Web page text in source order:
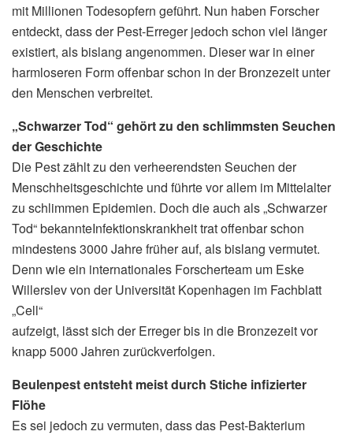
mit Millionen Todesopfern geführt. Nun haben Forscher
entdeckt, dass der Pest-Erreger jedoch schon viel länger
existiert, als bislang angenommen. Dieser war in einer
harmloseren Form offenbar schon in der Bronzezeit unter
den Menschen verbreitet.
„Schwarzer Tod“ gehört zu den schlimmsten Seuchen
der Geschichte
Die Pest zählt zu den verheerendsten Seuchen der
Menschheitsgeschichte und führte vor allem im Mittelalter
zu schlimmen Epidemien. Doch die auch als „Schwarzer
Tod“ bekannteInfektionskrankheit trat offenbar schon
mindestens 3000 Jahre früher auf, als bislang vermutet.
Denn wie ein internationales Forscherteam um Eske
Willerslev von der Universität Kopenhagen im Fachblatt
„Cell“
aufzeigt, lässt sich der Erreger bis in die Bronzezeit vor
knapp 5000 Jahren zurückverfolgen.
Beulenpest entsteht meist durch Stiche infizierter
Flöhe
Es sei jedoch zu vermuten, dass das Pest-Bakterium